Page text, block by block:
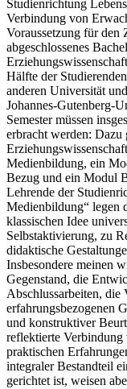
Studienrichtung
Verbindung von
Voraussetzung für den
abgeschlossenes
Hälfte der
anderen Universität
Johannes-Gutenberg-
Semester müssen
erbracht werden:
Medienbildung, ein
Bezug und ein Modul
Lehrende der
Medienbildung“ legen
klassischen Idee
Selbstaktivierung, zu
didaktische
Insbesondere meinen
Gegenstand, die
Abschlussarbeiten,
erfahrungsbezogenen
und konstruktiver
reflektierte Verbindung
praktischen
integraler Bestandteil
gerichtet ist, weisen